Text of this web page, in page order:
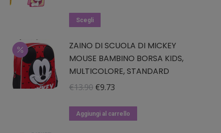
originale
€9.90.€6.93.
Scegli
ha
più
varianti.
Le
possono
ZAINO DI SCUOLA DI MICKEY
MOUSE BAMBINO BORSA KIDS,
MULTICOLORE, STANDARD
€13.90 Il
originale
€9.73
attuale
Aggiungi al carrello